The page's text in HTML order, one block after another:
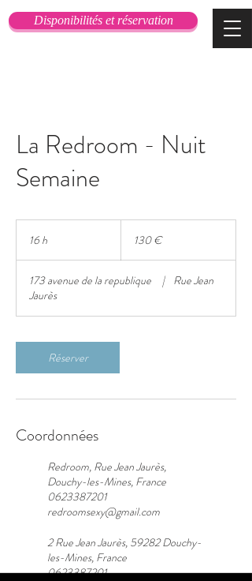
Disponibilités et réservation
La Redroom - Nuit
Semaine
16 h 130 €
173 avenue de la republique | Rue Jean
Jaurès
Réserver
Coordonnées
Redroom, Rue Jean Jaurès,
Douchy-les-Mines, France
0623387201
redroomsexy@gmail.com
2 Rue Jean Jaurès, 59282 Douchy-
les-Mines, France
0623387201